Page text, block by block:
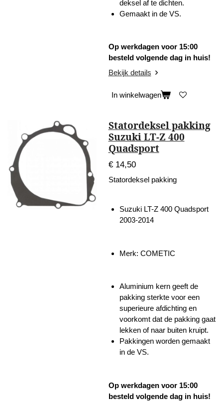
deksel af te dichten.
Gemaakt in de VS.
Op werkdagen voor 15:00
besteld volgende dag in huis!
Bekijk details
In winkelwagen
Statordeksel pakking
Suzuki LT-Z 400
Quadsport
€ 14,50
Statordeksel pakking
Suzuki LT-Z 400 Quadsport
2003-2014
Merk: COMETIC
Aluminium kern geeft de
pakking sterkte voor een
superieure afdichting en
voorkomt dat de pakking gaat
lekken of naar buiten kruipt.
Pakkingen worden gemaakt
in de VS.
Op werkdagen voor 15:00
besteld volgende dag in huis!